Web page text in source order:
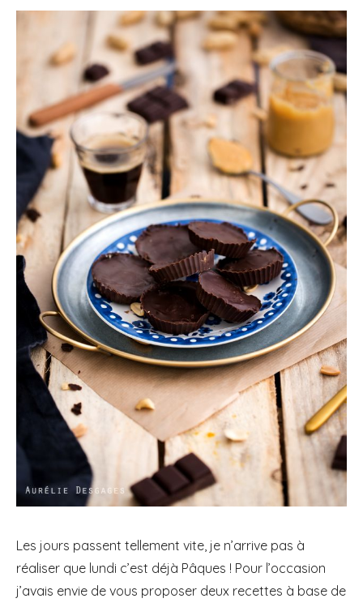
Les jours passent tellement vite, je n’arrive pas à
réaliser que lundi c’est déjà Pâques ! Pour l’occasion
j’avais envie de vous proposer deux recettes à base de